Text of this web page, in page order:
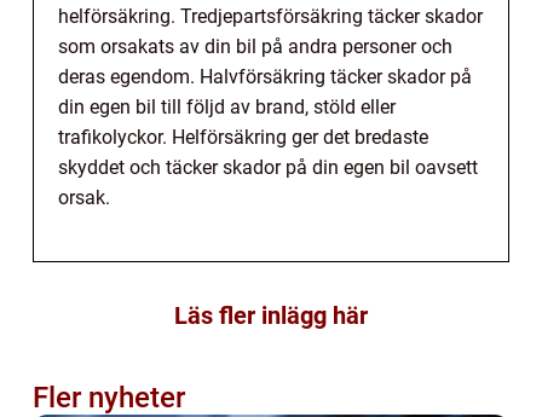
helförsäkring. Tredjepartsförsäkring täcker skador
som orsakats av din bil på andra personer och
deras egendom. Halvförsäkring täcker skador på
din egen bil till följd av brand, stöld eller
trafikolyckor. Helförsäkring ger det bredaste
skyddet och täcker skador på din egen bil oavsett
orsak.
Läs fler inlägg här
Fler nyheter